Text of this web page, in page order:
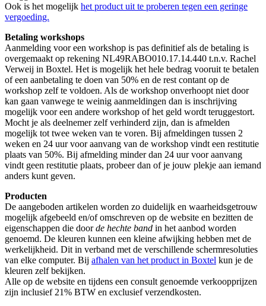
Ook is het mogelijk het product uit te proberen tegen een geringe
vergoeding.
Betaling workshops
Aanmelding voor een workshop is pas definitief als de betaling is
overgemaakt op rekening NL49RABO010.17.14.440 t.n.v. Rachel
Verweij in Boxtel. Het is mogelijk het hele bedrag vooruit te betalen
of een aanbetaling te doen van 50% en de rest contant op de
workshop zelf te voldoen. Als de workshop onverhoopt niet door
kan gaan vanwege te weinig aanmeldingen dan is inschrijving
mogelijk voor een andere workshop of het geld wordt teruggestort.
Mocht je als deelnemer zelf verhinderd zijn, dan is afmelden
mogelijk tot twee weken van te voren. Bij afmeldingen tussen 2
weken en 24 uur voor aanvang van de workshop vindt een restitutie
plaats van 50%. Bij afmelding minder dan 24 uur voor aanvang
vindt geen restitutie plaats, probeer dan of je jouw plekje aan iemand
anders kunt geven.
Producten
De aangeboden artikelen worden zo duidelijk en waarheidsgetrouw
mogelijk afgebeeld en/of omschreven op de website en bezitten de
eigenschappen die doorde hechte band in het aanbod worden
genoemd. De kleuren kunnen een kleine afwijking hebben met de
werkelijkheid. Dit in verband met de verschillende schermresoluties
van elke computer. Bij afhalen van het product in Boxtel kun je de
kleuren zelf bekijken.
Alle op de website en tijdens een consult genoemde verkoopprijzen
zijn inclusief 21% BTW en exclusief verzendkosten.